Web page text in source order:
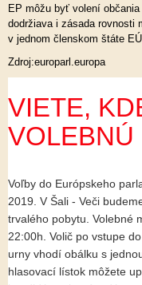
EP môžu byť volení
dodržiava i zásada rovnosti
v jednom členskom štáte
Zdroj:europarl.europa
VIETE,
VOLEBNÚ
Voľby do Európskeho
2019. V Šali - Veči
trvalého pobytu. Volebné
22:00h. Volič po vstupe
urny vhodí obálku s
hlasovací lístok môžete